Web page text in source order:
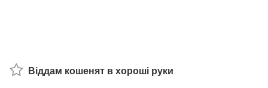
Віддам кошенят в хороші руки